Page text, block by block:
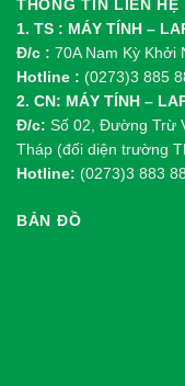
THÔNG TIN LIÊN HỆ
1. TS : MÁY TÍNH –
Đ/c : 70A Nam Kỳ
Hotline : (0273)3 885
2. CN: MÁY TÍNH –
Đ/c: Số 02, Đường Trừ
Tháp (đối diện trường
Hotline: (0273)3 883
BẢN ĐỒ